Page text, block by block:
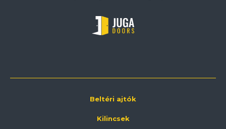
Beltéri ajtók
Kilincsek